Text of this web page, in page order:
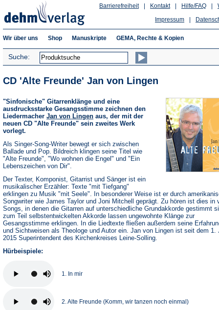
Hilfe/FAQ
Kontakt
Barrierefreiheit
Impressum
Wir über uns Shop Manuskripte GEMA, Rechte & Kopien
Suche:
CD 'Alte Freunde' Jan von Lingen
"Sinfonische" Gitarrenklänge und eine
ausdrucksstarke Gesangsstimme zeichnen den
Liedermacher Jan von Lingen aus, der mit der
neuen CD "Alte Freunde" sein zweites Werk
vorlegt.
Als Singer-Song-Writer bewegt er sich zwischen
Ballade und Pop. Bildreich klingen seine Titel wie
"Alte Freunde", "Wo wohnen die Engel" und "Ein
Lebenszeichen von Dir".
Der Texter, Komponist, Gitarrist und Sänger ist ein
musikalischer Erzähler: Texte "mit Tiefgang"
erklingen zu Musik "mit Seele". In besonderer Weise ist er durch
Songwriter wie James Taylor und Joni Mitchell geprägt. Zu hören ist dies in
Songs, in denen die Gitarren auf unterschiedliche Grundakkorde gestimmt
zum Teil selbstentwickelten Akkorde lassen ungewohnte Klänge zur
Gesangsstimme erklingen. In die Liedtexte fließen außerdem seine
und Sichtweisen als Theologe und Autor ein. Jan von Lingen ist seit dem 1.
2015 Superintendent des Kirchenkreises Leine-Solling.
Hürbeispiele:
1. In mir
2. Alte Freunde (Komm, wir tanzen noch einmal)